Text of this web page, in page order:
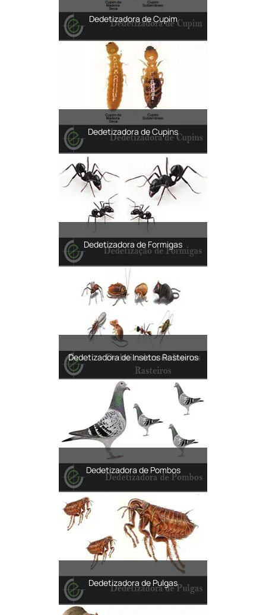
Dedetizadora de Cupim
Dedetizadora de Cupins
Dedetizadora de Formigas
Dedetizadora de Insetos Rasteiros
Dedetizadora de Pombos
Dedetizadora de Pulgas